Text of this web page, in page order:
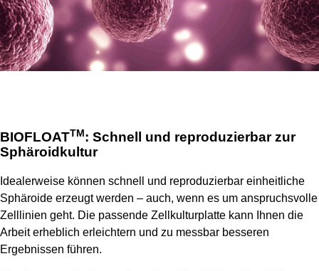
BIOFLOATTM: Schnell und reproduzierbar zur
Sphäroidkultur
Idealerweise können schnell und reproduzierbar einheitliche
Sphäroide erzeugt werden – auch, wenn es um anspruchsvolle
Zelllinien geht. Die passende Zellkulturplatte kann Ihnen die
Arbeit erheblich erleichtern und zu messbar besseren
Ergebnissen führen.